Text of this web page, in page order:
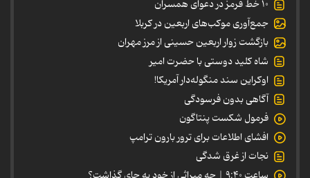
۱۰ خط قرمز در دعوای همسران
جمع‌آوری موکب‌های اربعین در کربلا
بازگشت زوار اربعین حسینی از مرز مهران
شاه کلید دوستی با حضرت امیر
اوکراین سند منگوله‌دار آمریکا!
آگاهی بدون فرسودگی
فرمول شکست پنتاگون
افشای اطلاعات برای ترور بارون ترامپ
نجات از غرق شدگی
ساعت ۹:۴۰ | چه میراثی از خود به جای گذاشت؟